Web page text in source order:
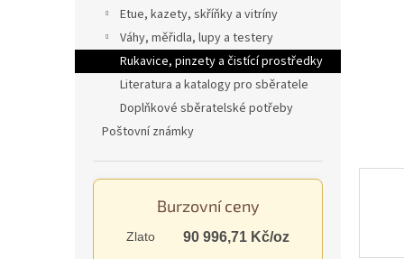
l
Etue, kazety, skříňky a vitríny
Váhy, měřidla, lupy a testery
Rukavice, pinzety a čistící prostředky
Literatura a katalogy pro sběratele
Doplňkové sběratelské potřeby
Poštovní známky
Burzovní ceny
Zlato 90 996,71 Kč/oz